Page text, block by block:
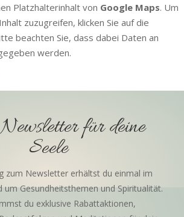
Platzhalterinhalt von Google Maps. Um
zuzugreifen, klicken Sie auf die
beachten Sie, dass dabei Daten an
werden.
für deine
Seele
zum Newsletter erhältst du einmal im
Gesundheitsthemen und Spiritualität.
du exklusive Rabattaktionen,